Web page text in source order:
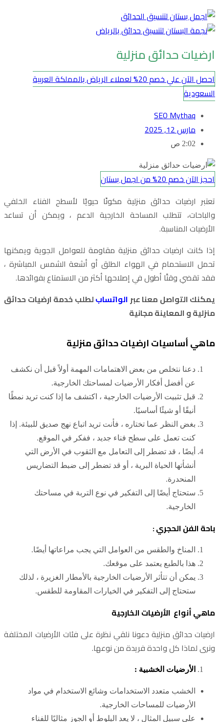
ارضيات حدائق منزلية
احصل الآن علي خصم 20% لعملاء الرياض بالمملكة العربية
السعودية
SEO Mythaq
مارس 12, 2025
2:02 ص
احجز الآن خصم 20% من اجمل بستان
تعتبر ارضيات حدائق منزلية مكونًا حيويًا لأسطح الفناء الخلفي
والباحات، تتطلب المساحة الخارجية الدعم ، ويمكن أن تساعد
الأرضيات المناسبة.
إذا كانت ارضيات حدائق منزلية مقاومة للعوامل الجوية ويمكنها
تحمل الاستحمام في الهواء الطلق أو أشعة الشمس المباشرة ،
فقد تقضي وقتًا أطول في إصلاحها أكثر من الاستمتاع بفوائدها.
يمكنك التواصل معنا عبر الواتسابلطلب خدمة ارضيات حدائق
منزلية و المعاينة مجانية
ماهي أساسيات ارضيات حدائق منزلية
دعنا نتخلص من بعض الاهتمامات المهمة أولاً قبل أن نكشف
عن أفضل أفكار الأرضيات لمساحتك الخارجية.
قبل تثبيت الأرضيات الخارجية ، اكتشف ما إذا كنت تريد نمطًا
أنيقًا أو شيئًا أساسيًا.
بغض النظر عما تختاره ، فأنت تريد اتباع نهج صديق للبيئة. إذا
كنت تعمل على سطح فناء جديد ، ففكر في الموقع.
أيضًا ، قد تضطر إلى التعامل مع الثقوب في الأرض التي
أنشأتها الحياة البرية ، أو قد تضطر إلى ضبط التضاريس
المنحدرة.
ستحتاج أيضًا إلى التفكير في نوع التربة في مساحتك
الخارجية.
باحة الفن الحجري :
المناخ والطقس من العوامل التي يجب مراعاتها أيضًا.
هذا بالطبع يعتمد على موقعك.
يمكن أن تتأثر الأرضيات الخارجية بالأمطار الغزيرة ، لذلك
ستحتاج إلى التفكير في الخيارات المقاومة للطقس.
ماهي أنواع الأرضيات الخارجية
ارضيات حدائق منزلية دعونا نلقي نظرة على فئات الأرضيات المختلفة
ونرى لماذا كل واحدة فريدة من نوعها.
الأرضيات الخشبية :
الخشب متعدد الاستخدامات وشائع الاستخدام في مواد
الأرضيات للمساحات الخارجية.
على سبيل المثال ، لا يعد البلوط أو الجوز مثاليًا للفناء